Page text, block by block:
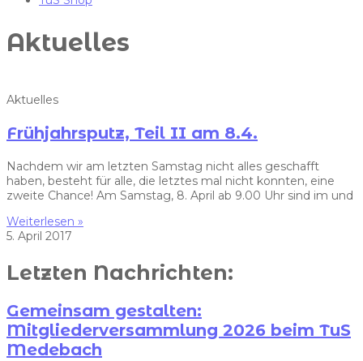
Aktuelles
Aktuelles
Frühjahrsputz, Teil II am 8.4.
Nachdem wir am letzten Samstag nicht alles geschafft
haben, besteht für alle, die letztes mal nicht konnten, eine
zweite Chance! Am Samstag, 8. April ab 9.00 Uhr sind im und
Weiterlesen »
5. April 2017
Letzten Nachrichten:
Gemeinsam gestalten:
Mitgliederversammlung 2026 beim TuS
Medebach